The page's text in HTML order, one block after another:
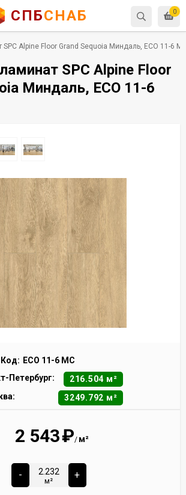
0
СПБСНАБ
Alpine Floor Grand Sequoia Миндаль, ECO 11-6
SPC Alpine Floor
Миндаль, ECO 11-6
Код: ECO 11-6 MC
Петербург:
216.504 м²
3249.792 м²
2 543₽/ м²
-
м²
+